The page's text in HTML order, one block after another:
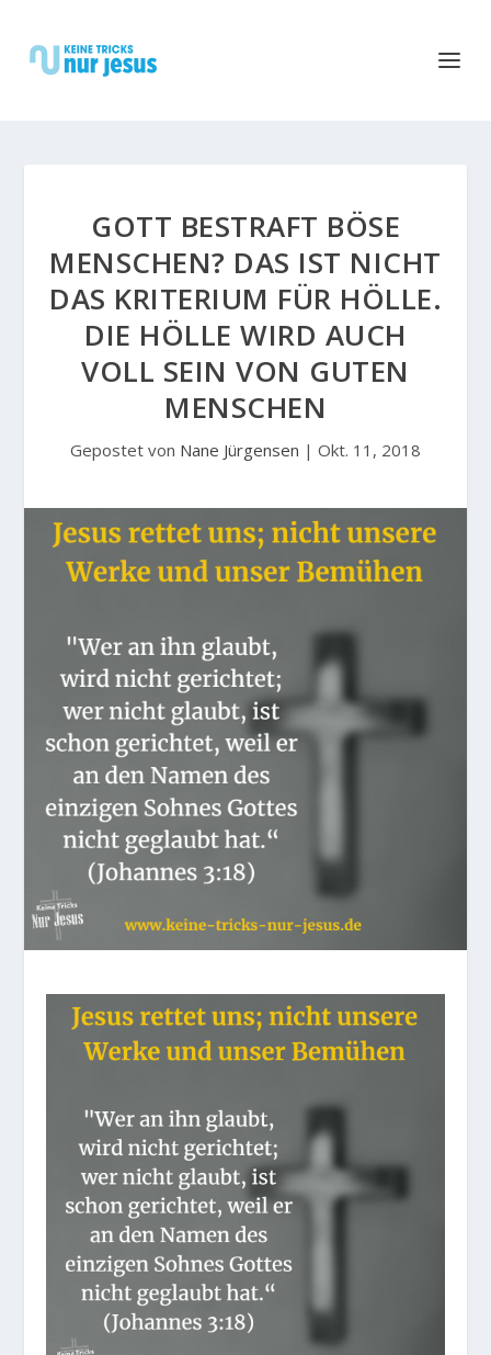
GOTT BESTRAFT BÖSE
MENSCHEN? DAS IST NICHT
DAS KRITERIUM FÜR HÖLLE.
DIE HÖLLE WIRD AUCH
VOLL SEIN VON GUTEN
MENSCHEN
Gepostet von Nane Jürgensen | Okt. 11, 2018